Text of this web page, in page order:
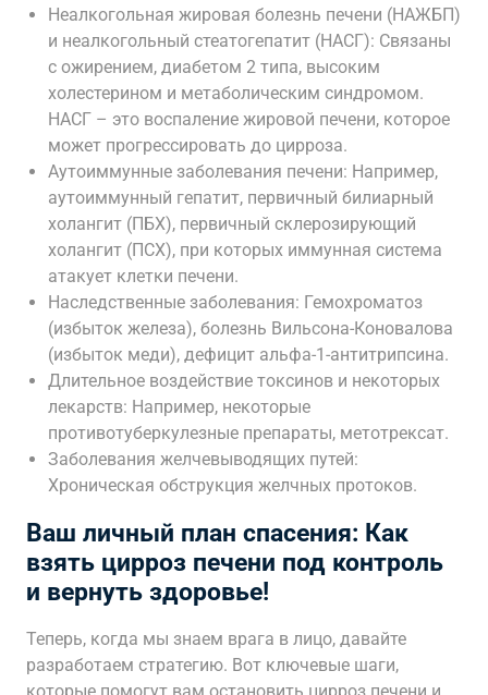
Неалкогольная жировая болезнь печени (НАЖБП)
и неалкогольный стеатогепатит (НАСГ): Связаны
с ожирением, диабетом 2 типа, высоким
холестерином и метаболическим синдромом.
НАСГ – это воспаление жировой печени, которое
может прогрессировать до цирроза.
Аутоиммунные заболевания печени: Например,
аутоиммунный гепатит, первичный билиарный
холангит (ПБХ), первичный склерозирующий
холангит (ПСХ), при которых иммунная система
атакует клетки печени.
Наследственные заболевания: Гемохроматоз
(избыток железа), болезнь Вильсона-Коновалова
(избыток меди), дефицит альфа-1-антитрипсина.
Длительное воздействие токсинов и некоторых
лекарств: Например, некоторые
противотуберкулезные препараты, метотрексат.
Заболевания желчевыводящих путей:
Хроническая обструкция желчных протоков.
Ваш личный план спасения: Как
взять цирроз печени под контроль
и вернуть здоровье!
Теперь, когда мы знаем врага в лицо, давайте
разработаем стратегию. Вот ключевые шаги,